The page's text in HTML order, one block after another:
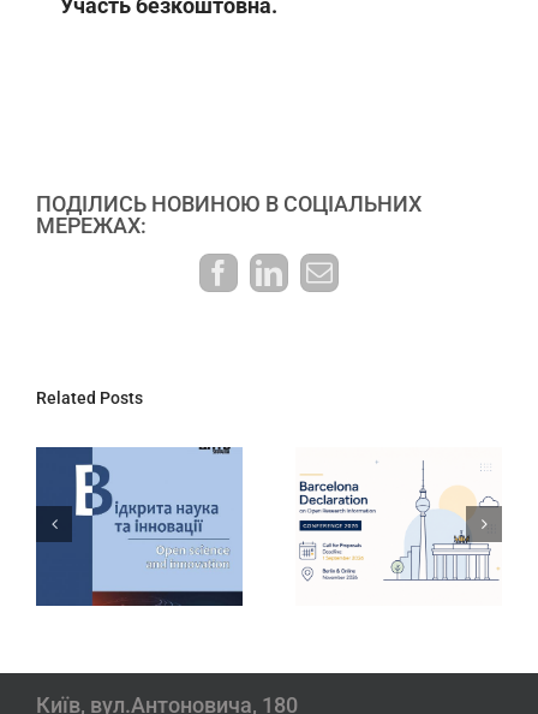
Участь безкоштовна.
ПОДІЛИСЬ НОВИНОЮ В СОЦІАЛЬНИХ
МЕРЕЖАХ:
Facebook
LinkedIn
E-
mail:
Related Posts
запрошує
долучитися до
конференції
Barcelona
Declaration
Інтерактивний
дашборд
результатів
державної
атестації
Київ, вул.Антоновича, 180